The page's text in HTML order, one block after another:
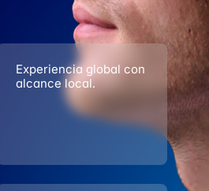
Experiencia global con
alcance local.